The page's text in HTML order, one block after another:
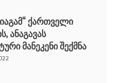
ქართველი
ანაგავას
მანეკენი შექმნა